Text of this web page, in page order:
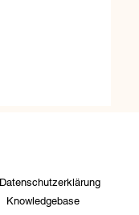
Datenschutzerklärung
Knowledgebase